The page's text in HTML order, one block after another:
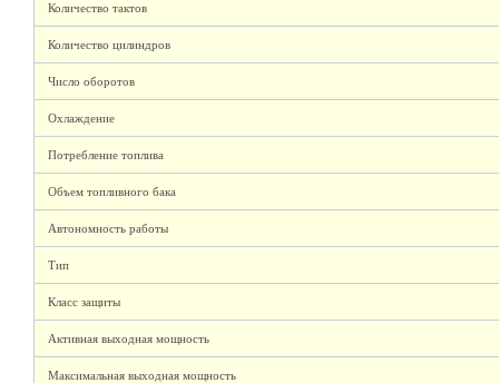
Количество тактов
Количество цилиндров
Число оборотов
Охлаждение
Потребление топлива
Объем топливного бака
Автономность работы
Тип
Класс защиты
Активная выходная мощность
Максимальная выходная мощность